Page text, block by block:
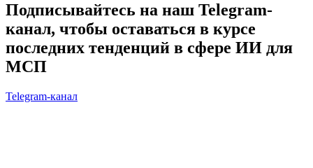
Подписывайтесь на наш Telegram-
канал, чтобы оставаться в курсе
последних тенденций в сфере ИИ для
МСП
Telegram-канал